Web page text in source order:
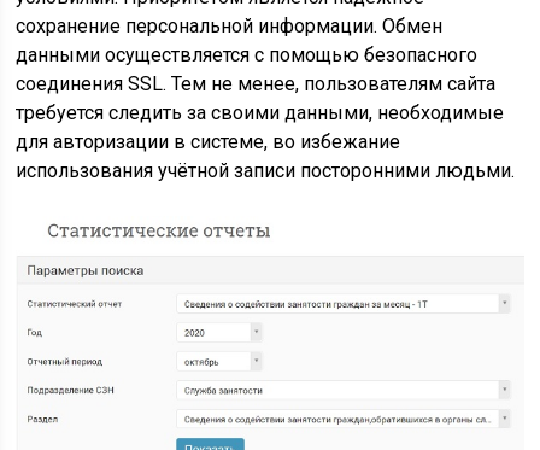
сохранение персональной информации. Обмен
данными осуществляется с помощью безопасного
соединения SSL. Тем не менее, пользователям сайта
требуется следить за своими данными, необходимые
для авторизации в системе, во избежание
использования учётной записи посторонними людьми.